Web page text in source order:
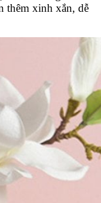
thêm xinh xắn, dễ